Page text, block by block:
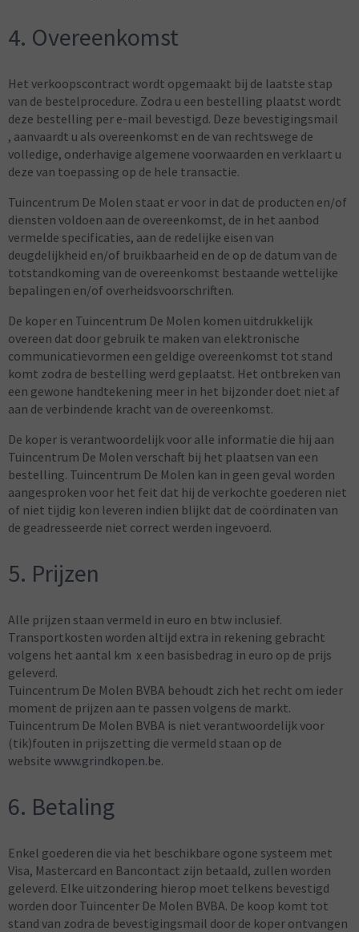
4. Overeenkomst
Het verkoopscontract wordt opgemaakt bij de laatste stap
van de bestelprocedure. Zodra u een bestelling plaatst wordt
deze bestelling per e-mail bevestigd. Deze bevestigingsmail
, aanvaardt u als overeenkomst en de van rechtswege de
volledige, onderhavige algemene voorwaarden en verklaart u
deze van toepassing op de hele transactie.
Tuincentrum De Molen staat er voor in dat de producten en/of
diensten voldoen aan de overeenkomst, de in het aanbod
vermelde specificaties, aan de redelijke eisen van
deugdelijkheid en/of bruikbaarheid en de op de datum van de
totstandkoming van de overeenkomst bestaande wettelijke
bepalingen en/of overheidsvoorschriften.
De koper en Tuincentrum De Molen komen uitdrukkelijk
overeen dat door gebruik te maken van elektronische
communicatievormen een geldige overeenkomst tot stand
komt zodra de bestelling werd geplaatst. Het ontbreken van
een gewone handtekening meer in het bijzonder doet niet af
aan de verbindende kracht van de overeenkomst.
De koper is verantwoordelijk voor alle informatie die hij aan
Tuincentrum De Molen verschaft bij het plaatsen van een
bestelling. Tuincentrum De Molen kan in geen geval worden
aangesproken voor het feit dat hij de verkochte goederen niet
of niet tijdig kon leveren indien blijkt dat de coördinaten van
de geadresseerde niet correct werden ingevoerd.
5. Prijzen
Alle prijzen staan vermeld in euro en btw inclusief.
Transportkosten worden altijd extra in rekening gebracht
volgens het aantal km x een basisbedrag in euro op de prijs
geleverd.
Tuincentrum De Molen BVBA behoudt zich het recht om ieder
moment de prijzen aan te passen volgens de markt.
Tuincentrum De Molen BVBA is niet verantwoordelijk voor
(tik)fouten in prijszetting die vermeld staan op de
website www.grindkopen.be.
6. Betaling
Enkel goederen die via het beschikbare ogone systeem met
Visa, Mastercard en Bancontact zijn betaald, zullen worden
geleverd. Elke uitzondering hierop moet telkens bevestigd
worden door Tuincenter De Molen BVBA. De koop komt tot
stand van zodra de bevestigingsmail door de koper ontvangen